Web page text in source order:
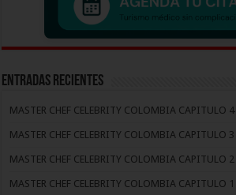
Entradas recientes
MASTER CHEF CELEBRITY COLOMBIA CAPITULO 4
MASTER CHEF CELEBRITY COLOMBIA CAPITULO 3
MASTER CHEF CELEBRITY COLOMBIA CAPITULO 2
MASTER CHEF CELEBRITY COLOMBIA CAPITULO 1